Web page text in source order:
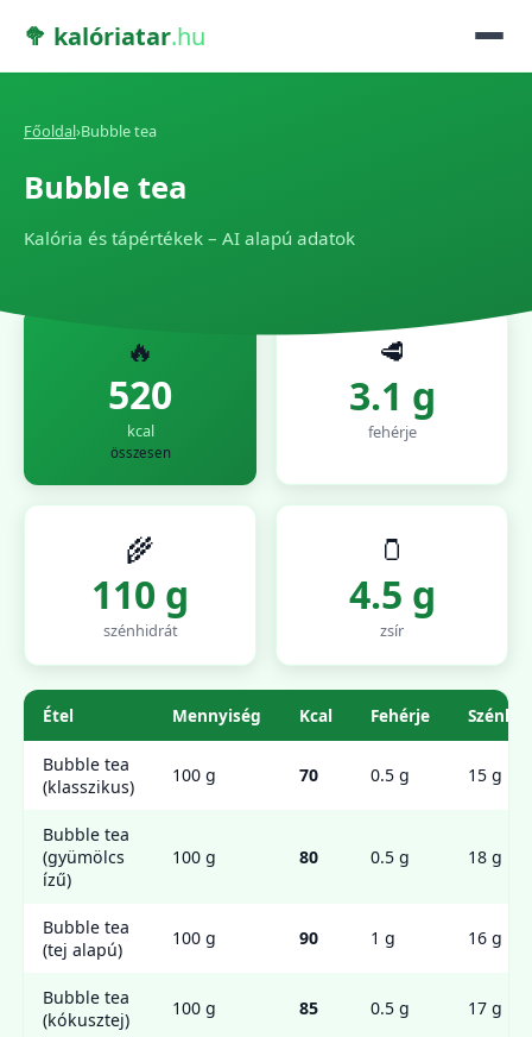
🥦 kalóriatar.hu
Főoldal›Bubble tea
Bubble tea
Kalória és tápértékek – AI alapú adatok
🔥
520
kcal
összesen
🥩
3.1 g
fehérje
🌾
110 g
szénhidrát
🫙
4.5 g
zsír
Étel Mennyiség Kcal Fehérje
Bubble tea
(klasszikus)
100 g 70 0.5 g 15 g
Bubble tea
(gyümölcs
ízű)
100 g 80 0.5 g 18 g
Bubble tea
(tej alapú)
100 g 90 1 g 16 g
Bubble tea
(kókusztej)
100 g 85 0.5 g 17 g